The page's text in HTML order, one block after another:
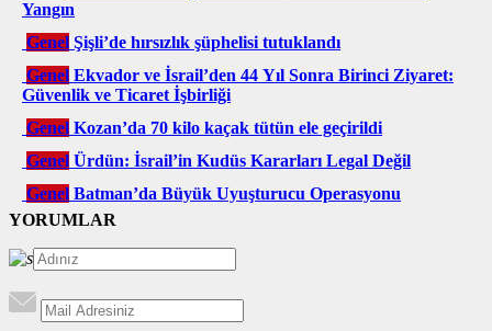
Yangın
Genel Şişli’de hırsızlık şüphelisi tutuklandı
Genel Ekvador ve İsrail’den 44 Yıl Sonra Birinci Ziyaret:
Güvenlik ve Ticaret İşbirliği
Genel Kozan’da 70 kilo kaçak tütün ele geçirildi
Genel Ürdün: İsrail’in Kudüs Kararları Legal Değil
Genel Batman’da Büyük Uyuşturucu Operasyonu
YORUMLAR